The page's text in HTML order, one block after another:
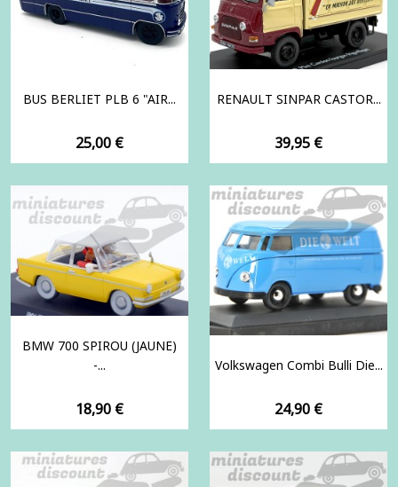
BUS BERLIET PLB 6 "AIR...
Prix
25,00 €
RENAULT SINPAR CASTOR...
Prix
39,95 €
BMW 700 SPIROU (JAUNE)
-...
Prix
18,90 €
Volkswagen Combi Bulli Die...
Prix
24,90 €